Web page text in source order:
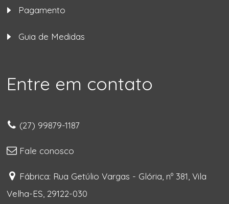
Pagamento
Guia de Medidas
Entre em contato
(27) 99879-1187
Fale conosco
Fábrica: Rua Getúlio Vargas - Glória, nº 381, Vila
Velha-ES, 29122-030